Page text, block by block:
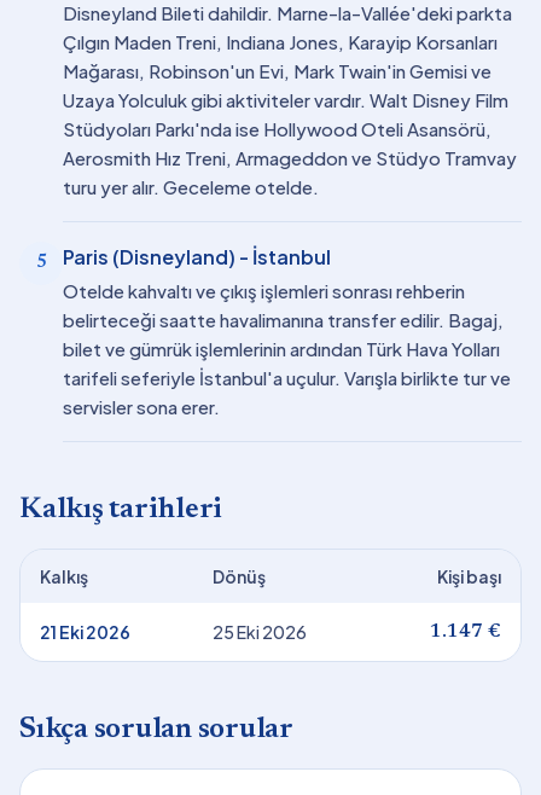
Disneyland Bileti dahildir. Marne-la-Vallée'deki parkta
Çılgın Maden Treni, Indiana Jones, Karayip Korsanları
Mağarası, Robinson'un Evi, Mark Twain'in Gemisi ve
Uzaya Yolculuk gibi aktiviteler vardır. Walt Disney Film
Stüdyoları Parkı'nda ise Hollywood Oteli Asansörü,
Aerosmith Hız Treni, Armageddon ve Stüdyo Tramvay
turu yer alır. Geceleme otelde.
5 Paris (Disneyland) - İstanbul
Otelde kahvaltı ve çıkış işlemleri sonrası rehberin
belirteceği saatte havalimanına transfer edilir. Bagaj,
bilet ve gümrük işlemlerinin ardından Türk Hava Yolları
tarifeli seferiyle İstanbul'a uçulur. Varışla birlikte tur ve
servisler sona erer.
Kalkış tarihleri
Kalkış Dönüş Kişi başı
21 Eki 2026 25 Eki 2026 1.147 €
Sıkça sorulan sorular